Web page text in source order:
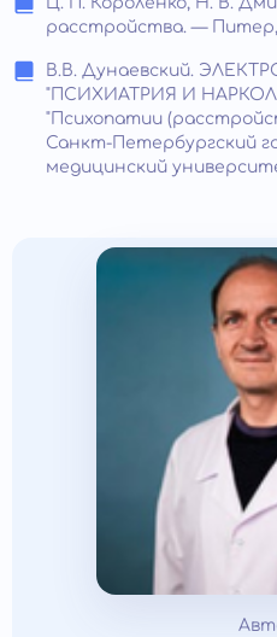
расстройства. — Питер,
В.В. Дунаевский.
"ПСИХИАТРИЯ И
"Психопатии
Санкт-Петербургский
медицинский